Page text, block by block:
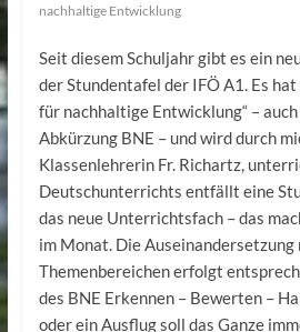
nachhaltige Entwicklung
Seit diesem Schuljahr gibt es ein
der Stundentafel der IFÖ A1. Es hat
für nachhaltige Entwicklung“ –
Abkürzung BNE – und wird durch
Klassenlehrerin Fr. Richartz,
Deutschunterrichts entfällt eine
das neue Unterrichtsfach – das
im Monat. Die Auseinandersetzung
Themenbereichen erfolgt
des BNE Erkennen – Bewerten –
oder ein Ausflug soll das Ganze